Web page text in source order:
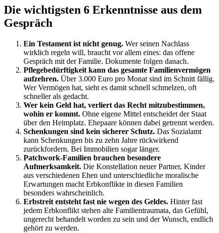
Die wichtigsten 6 Erkenntnisse aus dem
Gespräch
Ein Testament ist nicht genug. Wer seinen Nachlass
wirklich regeln will, braucht vor allem eines: das offene
Gespräch mit der Familie. Dokumente folgen danach.
Pflegebedürftigkeit kann das gesamte Familienvermögen
aufzehren. Über 3.000 Euro pro Monat sind im Schnitt fällig.
Wer Vermögen hat, sieht es damit schnell schmelzen, oft
schneller als gedacht.
Wer kein Geld hat, verliert das Recht mitzubestimmen,
wohin er kommt. Ohne eigene Mittel entscheidet der Staat
über den Heimplatz. Ehepaare können dabei getrennt werden.
Schenkungen sind kein sicherer Schutz. Das Sozialamt
kann Schenkungen bis zu zehn Jahre rückwirkend
zurückfordern. Bei Immobilien sogar länger.
Patchwork-Familien brauchen besondere
Aufmerksamkeit. Die Konstellation neuer Partner, Kinder
aus verschiedenen Ehen und unterschiedliche moralische
Erwartungen macht Erbkonflikte in diesen Familien
besonders wahrscheinlich.
Erbstreit entsteht fast nie wegen des Geldes. Hinter fast
jedem Erbkonflikt stehen alte Familientraumata, das Gefühl,
ungerecht behandelt worden zu sein und der Wunsch, endlich
gehört zu werden.